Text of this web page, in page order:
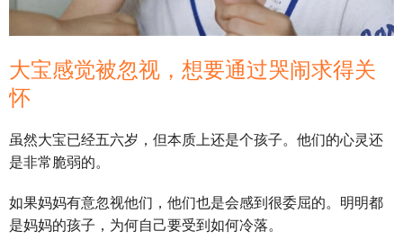
大宝感觉被忽视，想要通过哭闹求得关
怀
虽然大宝已经五六岁，但本质上还是个孩子。他们的心灵还
是非常脆弱的。
如果妈妈有意忽视他们，他们也是会感到很委屈的。明明都
是妈妈的孩子，为何自己要受到如何冷落。